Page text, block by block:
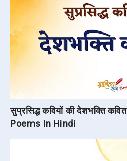
सुप्रसिद्ध कवियों की देशभक्ति
Poems In Hindi